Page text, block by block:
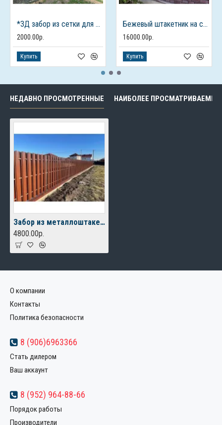
*3Д забор из сетки для дачного дома
2000.00р.
Купить
Бежевый штакетник на столбах из кирпича
16000.00р.
Купить
НЕДАВНО ПРОСМОТРЕННЫЕ НАИБОЛЕЕ ПРОСМАТРИВАЕМЫЕ
Забор из металлоштакетника в шахматном порядке
4800.00р.
О компании
Контакты
Политика безопасности
8 (906)6963366
Стать дилером
Ваш аккаунт
8 (952) 964-88-66
Порядок работы
Производители